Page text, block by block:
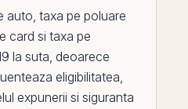
auto, taxa pe poluare
card si taxa pe
la suta, deoarece
eligibilitatea,
expunerii si siguranta